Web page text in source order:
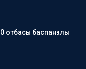
отбасы баспаналы